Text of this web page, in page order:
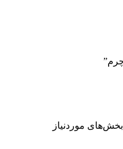
بخش‌های موردنیاز